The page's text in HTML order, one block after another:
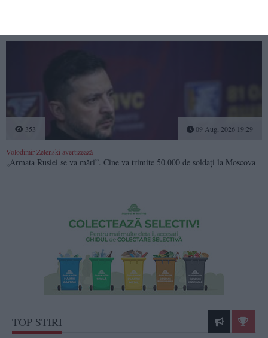
353 09 Aug, 2026 19:29
Volodimir Zelenski avertizează
„Armata Rusiei se va mări”. Cine va trimite 50.000 de soldați la Moscova
TOP STIRI